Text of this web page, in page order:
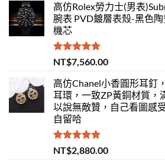
高仿Rolex勞力士(男表
腕表 PVD鍍層表殼-黑色
機芯
評分 5.00
滿分 5
NT$7,560.00
高仿Chanel小香圓形耳釘
耳環，一致ZP黃銅材質，
以說無敵贊，自己看圖感
自留哈
評分 5.00
滿分 5
NT$2,880.00